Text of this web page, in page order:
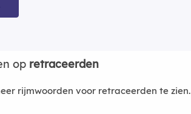
op retraceerden
rijmwoorden voor retraceerden te zien.